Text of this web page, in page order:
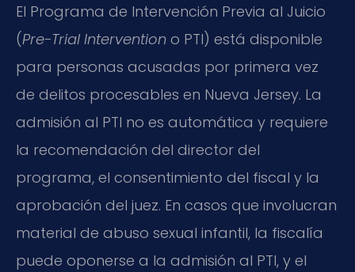
El Programa de Intervención Previa al Juicio
(Pre-Trial Intervention o PTI) está disponible
para personas acusadas por primera vez
de delitos procesables en Nueva Jersey. La
admisión al PTI no es automática y requiere
la recomendación del director del
programa, el consentimiento del fiscal y la
aprobación del juez. En casos que involucran
material de abuso sexual infantil, la fiscalía
puede oponerse a la admisión al PTI, y el